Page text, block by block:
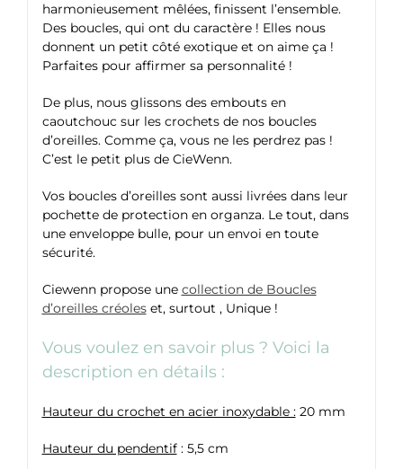
harmonieusement mêlées, finissent l’ensemble.
Des boucles, qui ont du caractère ! Elles nous
donnent un petit côté exotique et on aime ça !
Parfaites pour affirmer sa personnalité !
De plus, nous glissons des embouts en
caoutchouc sur les crochets de nos boucles
d’oreilles. Comme ça, vous ne les perdrez pas !
C’est le petit plus de CieWenn.
Vos boucles d’oreilles sont aussi livrées dans leur
pochette de protection en organza. Le tout, dans
une enveloppe bulle, pour un envoi en toute
sécurité.
Ciewenn propose une collection de Boucles
d’oreilles créoleset, surtout , Unique !
Vous voulez en savoir plus ? Voici la
description en détails :
Hauteur du crochet en acier inoxydable :20 mm
Hauteur du pendentif: 5,5 cm